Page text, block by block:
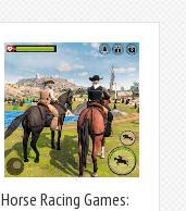
Horse Racing Games: